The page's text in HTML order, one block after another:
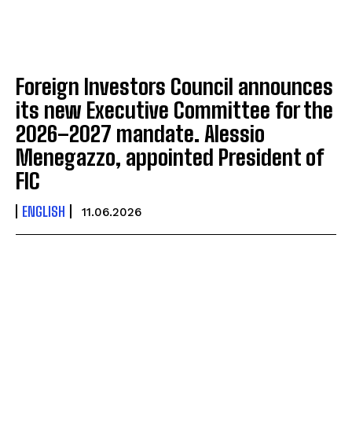
Foreign Investors Council announces
its new Executive Committee for the
2026–2027 mandate. Alessio
Menegazzo, appointed President of
FIC
ENGLISH 11.06.2026